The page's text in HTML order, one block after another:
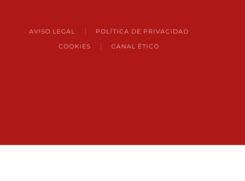
AVISO LEGAL
POLÍTICA DE PRIVACIDAD
COOKIES
CANAL ÉTICO